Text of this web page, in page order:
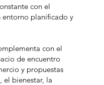
con el
entorno planificado y
con el
de encuentro
y propuestas
el bienestar, la